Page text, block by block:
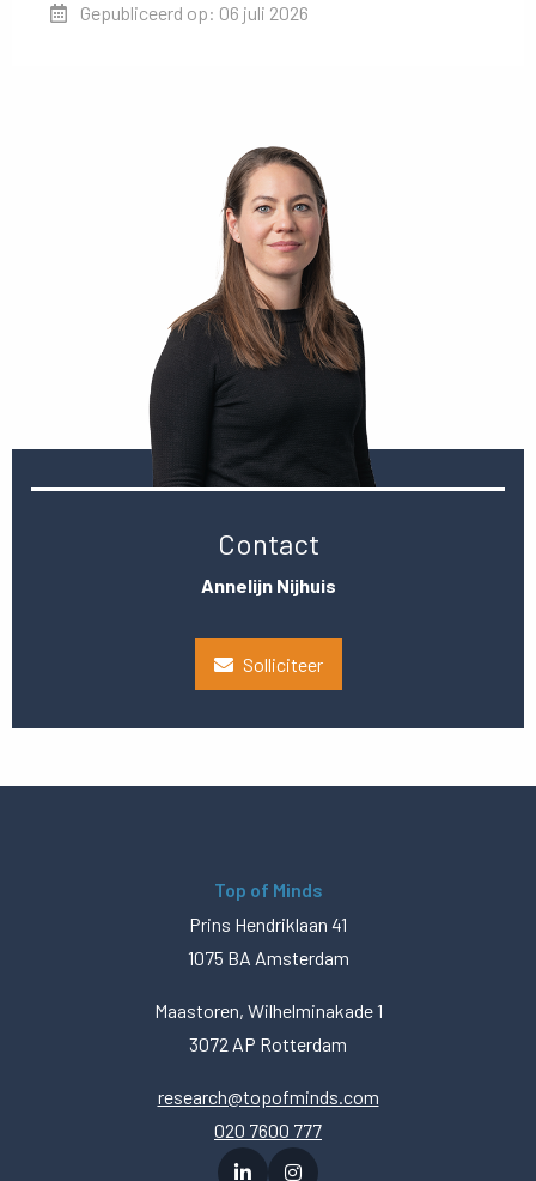
Gepubliceerd op: 06 juli 2026
Contact
Annelijn Nijhuis
Solliciteer
Top of Minds
Prins Hendriklaan 41
1075 BA Amsterdam
Maastoren, Wilhelminakade 1
3072 AP Rotterdam
research@topofminds.com
020 7600 777